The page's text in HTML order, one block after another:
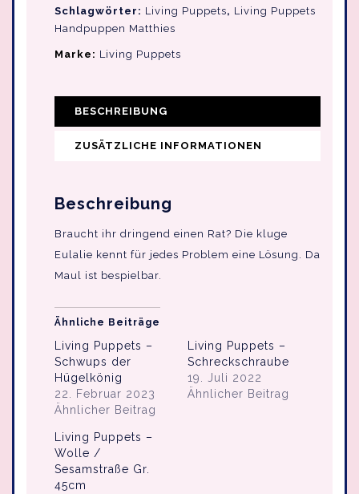
Schlagwörter: Living Puppets, Living Puppets
Handpuppen Matthies
Marke: Living Puppets
BESCHREIBUNG
ZUSÄTZLICHE INFORMATIONEN
Beschreibung
Braucht ihr dringend einen Rat? Die kluge
Eulalie kennt für jedes Problem eine Lösung. Da
Maul ist bespielbar.
Ähnliche Beiträge
Living Puppets –
Schwups der
Hügelkönig
22. Februar 2023
Ähnlicher Beitrag
Living Puppets –
Schreckschraube
19. Juli 2022
Ähnlicher Beitrag
Living Puppets –
Wolle /
Sesamstraße Gr.
45cm